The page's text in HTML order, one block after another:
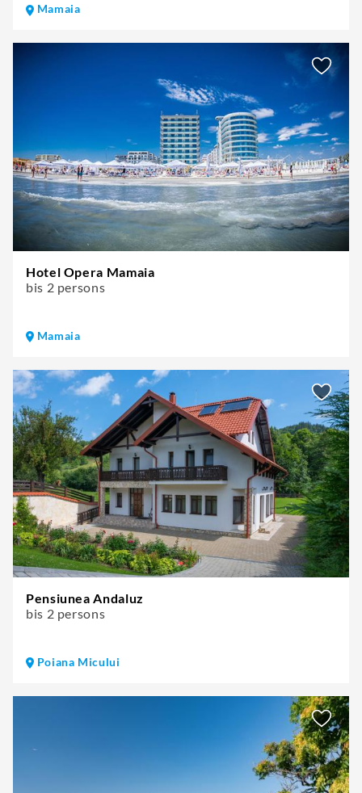
Mamaia
Hotel Opera Mamaia
bis 2 persons
Mamaia
Pensiunea Andaluz
bis 2 persons
Poiana Micului